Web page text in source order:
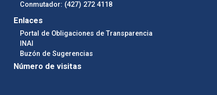
Conmutador: (427) 272 4118
Enlaces
Portal de Obligaciones de Transparencia
INAI
Buzón de Sugerencias
Número de visitas